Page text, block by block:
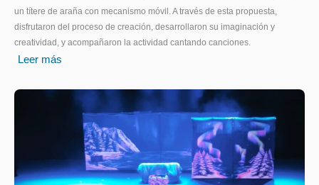
un títere de araña con mecanismo móvil. A través de esta propuesta,
disfrutaron del proceso de creación, desarrollaron su imaginación y
creatividad, y acompañaron la actividad cantando canciones.
Leer más